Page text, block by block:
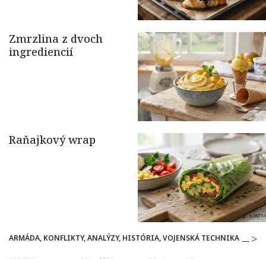
ARMÁDA, KONFLIKTY, ANALÝZY, HISTÓRIA, VOJENSKÁ TECHNIKA